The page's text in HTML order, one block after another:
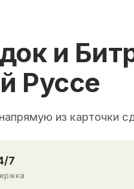
и
Руссе
из карточки
7